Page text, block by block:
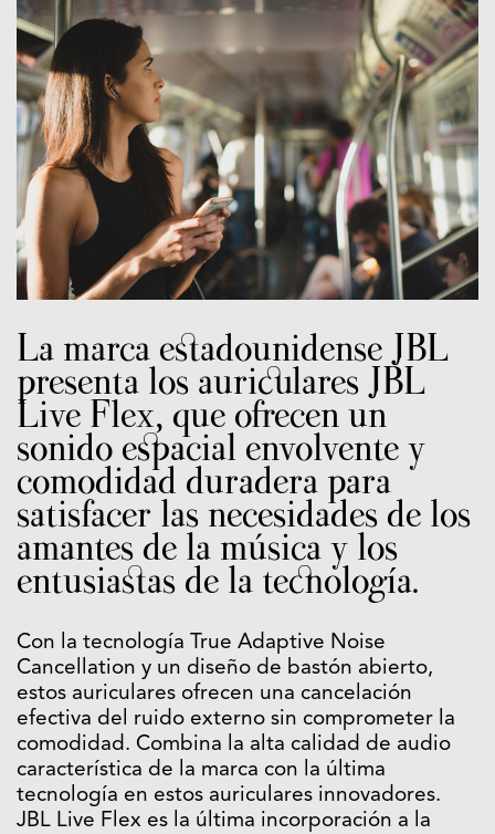
La marca estadounidense JBL
presenta los auriculares JBL
Live Flex, que ofrecen un
sonido espacial envolvente y
comodidad duradera para
satisfacer las necesidades de los
amantes de la música y los
entusiastas de la tecnología.
Con la tecnología True Adaptive Noise
Cancellation y un diseño de bastón abierto,
estos auriculares ofrecen una cancelación
efectiva del ruido externo sin comprometer la
comodidad. Combina la alta calidad de audio
característica de la marca con la última
tecnología en estos auriculares innovadores.
JBL Live Flex es la última incorporación a la